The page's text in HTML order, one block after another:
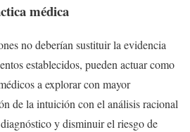
médica
no deberían sustituir la evidencia
establecidos, pueden actuar como
a explorar con mayor
de la intuición con el análisis racional
y disminuir el riesgo de